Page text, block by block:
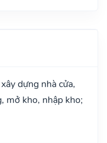
dựng nhà cửa,
mở kho, nhập kho;